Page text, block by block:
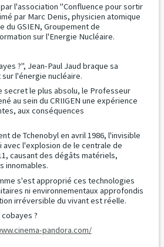
l'association "Confluence pour sortir
par Marc Denis, physicien atomique
du GSIEN, Groupement de
sur l'Energie Nucléaire.
?", Jean-Paul Jaud braque sa
l'énergie nucléaire.
secret le plus absolu, le Professeur
au sein du CRIIGEN une expérience
aux conséquences
de Tchenobyl en avril 1986, l'invisible
l'explosion de le centrale de
causant des dégâts matériels,
innomables.
s'est approprié ces technologies
ni environnementaux approfondis
irréversible du vivant est réelle.
?
pandora.com/